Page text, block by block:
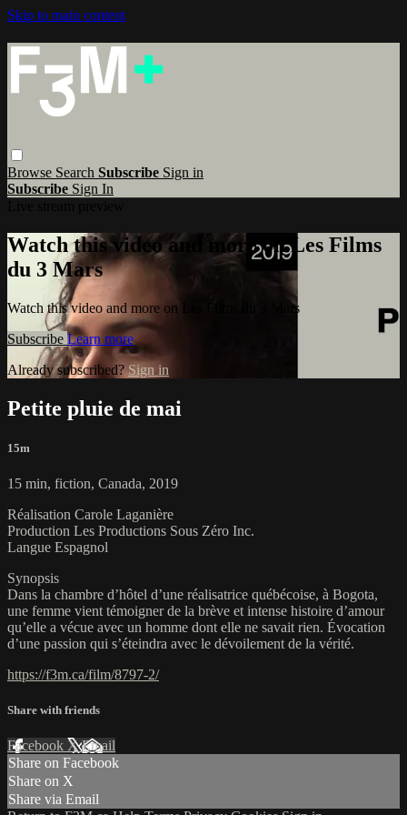
Skip to main content
Browse Search Subscribe Sign in
Subscribe Sign In
Watch this video and more on Les Films
du 3 Mars
Watch this video and more on Les Films du 3 Mars
Subscribe Learn more
Already subscribed?Sign in
Petite pluie de mai
15m
15 min, fiction, Canada, 2019
Réalisation Carole Laganière
Production Les Productions Sous Zéro Inc.
Langue Espagnol
Synopsis
Dans la chambre d’hôtel d’une réalisatrice québécoise, à Bogota,
une femme vient témoigner de la brève et intense histoire d’amour
qu’elle a vécue avec un homme dont elle ne savait rien. Évocation
d’une passion qui s’éteindra avec le dévoilement de la vérité.
https://f3m.ca/film/8797-2/
Share with friends
Facebook XEmail
Share on Facebook
Share on X
Share via Email